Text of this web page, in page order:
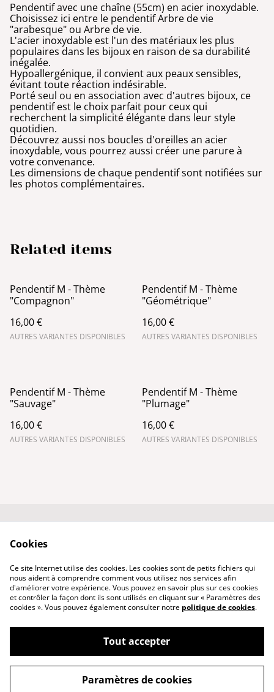
Pendentif avec une chaîne (55cm) en acier inoxydable.
Choisissez ici entre le pendentif Arbre de vie
"arabesque" ou Arbre de vie.
L'acier inoxydable est l'un des matériaux les plus
populaires dans les bijoux en raison de sa durabilité
inégalée.
Hypoallergénique, il convient aux peaux sensibles,
évitant toute réaction indésirable.
Porté seul ou en association avec d'autres bijoux, ce
pendentif est le choix parfait pour ceux qui
recherchent la simplicité élégante dans leur style
quotidien.
Découvrez aussi nos boucles d'oreilles an acier
inoxydable, vous pourrez aussi créer une parure à
votre convenance.
Les dimensions de chaque pendentif sont notifiées sur
les photos complémentaires.
Related items
Pendentif M - Thème
"Compagnon"
16,00 €
AUTRES VARIANTES DISPONIBLES
Pendentif M - Thème
"Géométrique"
16,00 €
AUTRES VARIANTES DISPONIBLES
Pendentif M - Thème
"Sauvage"
16,00 €
AUTRES VARIANTES DISPONIBLES
Pendentif M - Thème
"Plumage"
16,00 €
AUTRES VARIANTES DISPONIBLES
Conditions générales
Qui suis-je ?
Politique de cookies
Nous contacter
©2026PhenixCuir & PhenixBijoux
powered by
Cookies
Ce site Internet utilise des cookies. Les cookies sont de petits fichiers qui
nous aident à comprendre comment vous utilisez nos services afin
d'améliorer votre expérience. Vous pouvez en savoir plus sur ces cookies
et contrôler la façon dont ils sont utilisés en cliquant sur « Paramètres des
cookies ». Vous pouvez également consulter notre politique de cookies.
Tout accepter
Paramètres de cookies